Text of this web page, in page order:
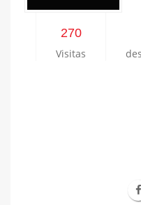
270
Visitas